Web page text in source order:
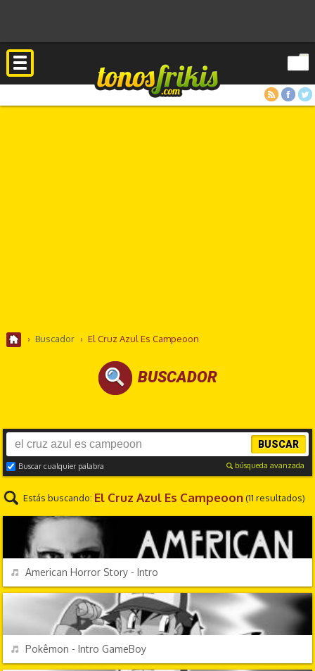
RSS FacebookTwitter
› Buscador › El Cruz Azul Es Campeoon
BUSCADOR
BUSCAR
Buscar cualquier palabra búsqueda avanzada
Estás buscando: El Cruz Azul Es Campeoon(11 resultados)
TV Y CINE
REPRODUCIR
American Horror Story - Intro
REPRODUCIR
Pokêmon - Intro GameBoy